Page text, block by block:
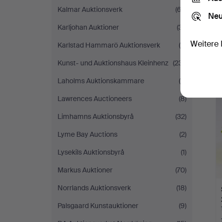
Kalmar Auktionsverk
(67)
Karljohan Auktioner
(31)
Karlstad Hammarö Auktionsverk
(8)
Kunst- und Auktionshaus Kleinhenz (231)
Laholms Auktionskammare
(5)
Lawrences Auctioneers
(8)
Limhamns Auktionsbyrå
(32)
Lyme Bay Auctions
(2)
Lysekils Auktionsbyrå
(1)
Markus Auktioner
(70)
Norrlands Auktionsverk
(18)
Palsgaard Kunstauktioner
(9)
Weitere